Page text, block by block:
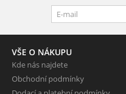
VŠE O NÁKUPU
Kde nás najdete
Obchodní podmínky